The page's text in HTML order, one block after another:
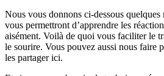
Nous vous donnons ci-dessous quelques
vous permettront d’apprendre les
aisément. Voilà de quoi vous faciliter le
le sourire. Vous pouvez aussi nous faire
les partager ici.